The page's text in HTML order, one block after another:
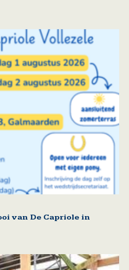
van De Capriole in